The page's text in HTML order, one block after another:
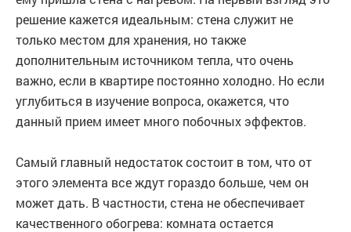
решение кажется идеальным: стена служит не
только местом для хранения, но также
дополнительным источником тепла, что очень
важно, если в квартире постоянно холодно. Но если
углубиться в изучение вопроса, окажется, что
данный прием имеет много побочных эффектов.
Самый главный недостаток состоит в том, что от
этого элемента все ждут гораздо больше, чем он
может дать. В частности, стена не обеспечивает
качественного обогрева: комната остается